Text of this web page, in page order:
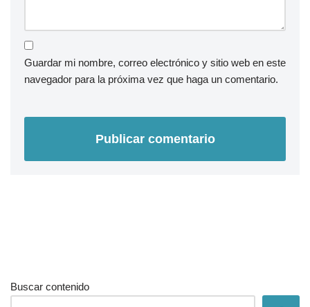
Guardar mi nombre, correo electrónico y sitio web en este
navegador para la próxima vez que haga un comentario.
Buscar contenido